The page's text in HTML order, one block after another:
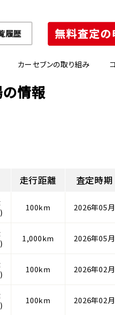
カーセブンの取り組み
履歴
情報
走行距離 査定時期
100km 2026年05月
1,000km 2026年05月
100km 2026年02月
100km 2026年02月